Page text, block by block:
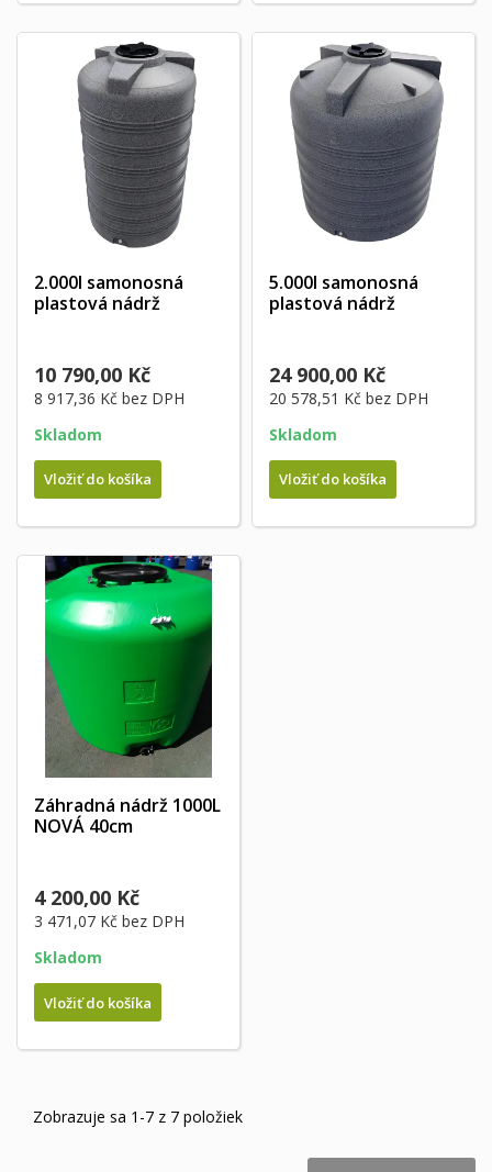
2.000l samonosná
plastová nádrž
10 790,00 Kč
8 917,36 Kč bez DPH
Skladom
Vložiť do košíka
5.000l samonosná
plastová nádrž
24 900,00 Kč
20 578,51 Kč bez DPH
Skladom
Vložiť do košíka
Záhradná nádrž 1000L
NOVÁ 40cm
4 200,00 Kč
3 471,07 Kč bez DPH
Skladom
Vložiť do košíka
Zobrazuje sa 1-7 z 7 položiek